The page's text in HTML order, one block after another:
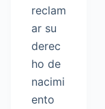
reclam
ar su
derec
ho de
nacimi
ento